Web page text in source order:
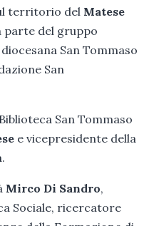
territorio del Matese
parte del gruppo
San Tommaso
San
San Tommaso
e vicepresidente della
Mirco Di Sandro,
Sociale, ricercatore